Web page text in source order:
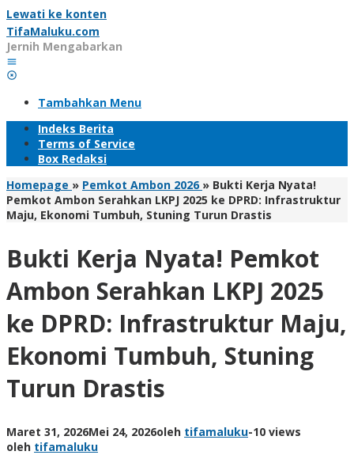
Lewati ke konten
TifaMaluku.com
Jernih Mengabarkan
Tambahkan Menu
Indeks Berita
Terms of Service
Box Redaksi
Homepage » Pemkot Ambon 2026 » Bukti Kerja Nyata!
Pemkot Ambon Serahkan LKPJ 2025 ke DPRD: Infrastruktur
Maju, Ekonomi Tumbuh, Stuning Turun Drastis
Bukti Kerja Nyata! Pemkot
Ambon Serahkan LKPJ 2025
ke DPRD: Infrastruktur Maju,
Ekonomi Tumbuh, Stuning
Turun Drastis
Maret 31, 2026Mei 24, 2026oleh tifamaluku-10 views
oleh tifamaluku